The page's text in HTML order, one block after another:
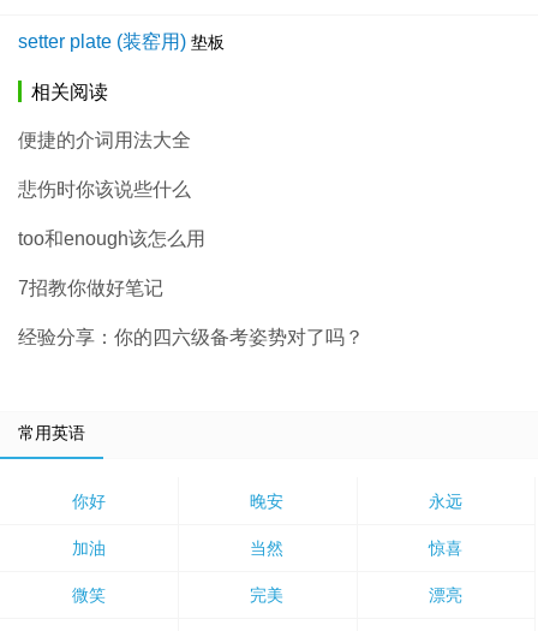
setter plate (装窑用) 垫板
相关阅读
便捷的介词用法大全
悲伤时你该说些什么
too和enough该怎么用
7招教你做好笔记
经验分享：你的四六级备考姿势对了吗？
常用英语
你好 晚安 永远
加油 当然 惊喜
微笑 完美 漂亮